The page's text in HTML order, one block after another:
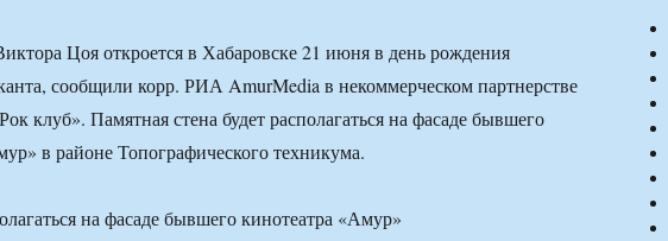
Цоя откроется в Хабаровске 21 июня в день рождения
сообщили корр. РИА AmurMedia в некоммерческом партнерстве
клуб». Памятная стена будет располагаться на фасаде бывшего
в районе Топографического техникума.
на фасаде бывшего кинотеатра «Амур»